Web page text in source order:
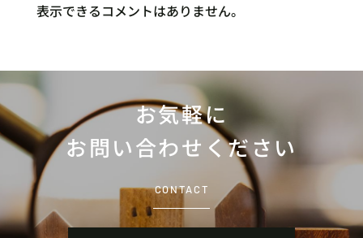
表示できるコメントはありません。
お気軽に
お問い合わせください
CONTACT